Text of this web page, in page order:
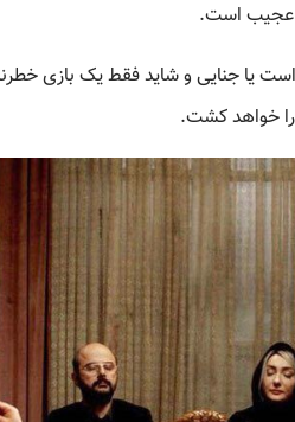
عجیب است.
یا جنایی و شاید فقط یک بازی
را خواهد کشت.